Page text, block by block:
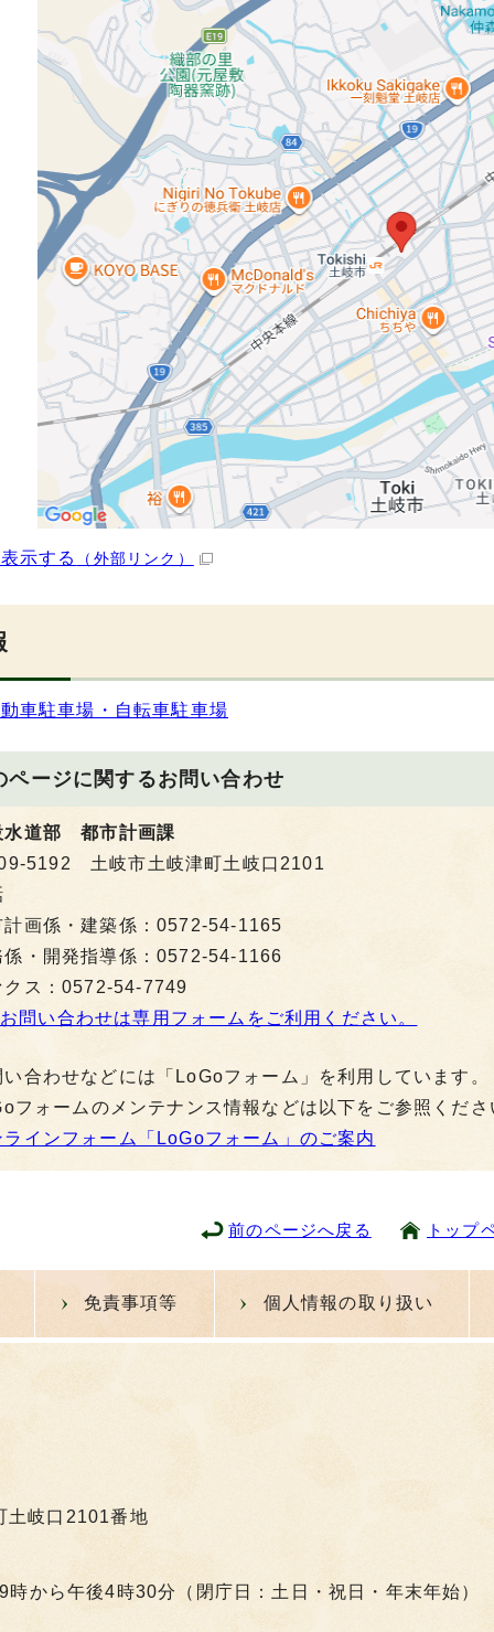
示する （外部リンク）
車駐車場・自転車駐車場
ページに関するお問い合わせ
水道部 都市計画課
5192 土岐市土岐津町土岐口2101
計画係・建築係：0572-54-1165
係・開発指導係：0572-54-1166
クス：0572-54-7749
お問い合わせは専用フォームをご利用ください。
い合わせなどには「LoGoフォーム」を利用しています。
フォームのメンテナンス情報などは以下をご参照くださ
ラインフォーム「LoGoフォーム」のご案内
前のページへ戻る トップ
免責事項等 個人情報の取り扱い
岐口2101番地
から午後4時30分（閉庁日：土日・祝日・年末年始）